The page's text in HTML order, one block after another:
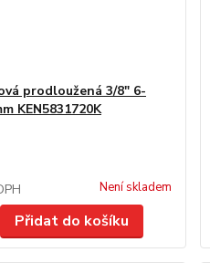
prodloužená 3/8" 6-
KEN5831720K
Není skladem
Přidat do košíku